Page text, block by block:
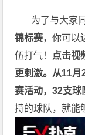
为了与大家同
锦标赛，你可以
伍打气！ 点击视
更刺激。 从11月
赛活动，32支球
持的球队，就能